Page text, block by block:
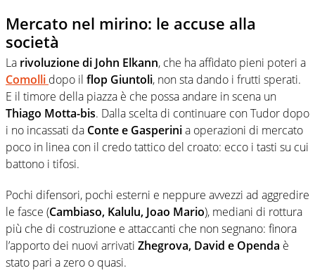
Mercato nel mirino: le accuse alla
società
La rivoluzione di John Elkann, che ha affidato pieni poteri a
Comolli dopo il flop Giuntoli, non sta dando i frutti sperati.
E il timore della piazza è che possa andare in scena un
Thiago Motta-bis. Dalla scelta di continuare con Tudor dopo
i no incassati da Conte e Gasperinia operazioni di mercato
poco in linea con il credo tattico del croato: ecco i tasti su cui
battono i tifosi.
Pochi difensori, pochi esterni e neppure avvezzi ad aggredire
le fasce (Cambiaso, Kalulu, Joao Mario), mediani di rottura
più che di costruzione e attaccanti che non segnano: finora
l’apporto dei nuovi arrivati Zhegrova, David e Openda è
stato pari a zero o quasi.